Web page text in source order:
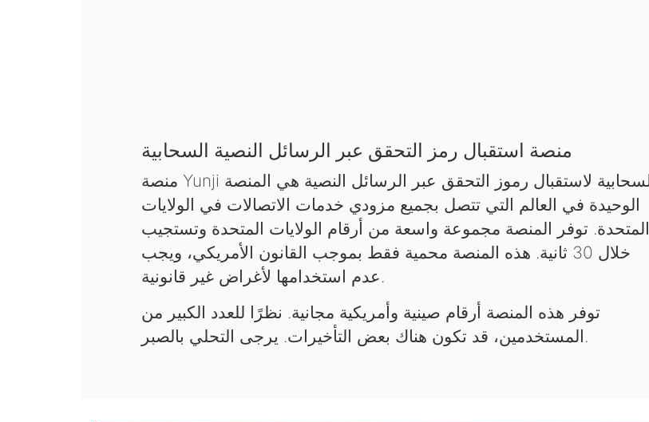
منصة استقبال رمز التحقق عبر الرسائل النصية السحابية
منصة Yunji السحابية لاستقبال رموز التحقق عبر الرسائل النصية هي المنصة
الوحيدة في العالم التي تتصل بجميع مزودي خدمات الاتصالات في الولايات
المتحدة. توفر المنصة مجموعة واسعة من أرقام الولايات المتحدة وتستجيب
خلال 30 ثانية. هذه المنصة محمية فقط بموجب القانون الأمريكي، ويجب
عدم استخدامها لأغراض غير قانونية.
توفر هذه المنصة أرقام صينية وأمريكية مجانية. نظرًا للعدد الكبير من
المستخدمين، قد تكون هناك بعض التأخيرات. يرجى التحلي بالصبر.